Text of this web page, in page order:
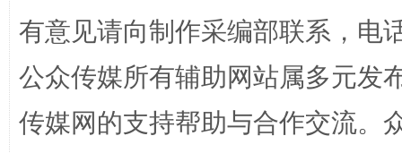
有意见请向制作采编部联系，电
公众传媒所有辅助网站属多元发
传媒网的支持帮助与合作交流。